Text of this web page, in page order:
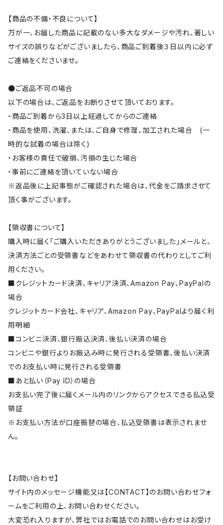
【商品の不備・不良について】
万が一、お届した商品に記載のない多大なダメージや汚れ、著しい
サイズの誤りなどがございましたら、商品ご到着後３日以内に必ず
ご連絡をくださいませ。
●ご返品不可の場合
以下の場合は、ご返品をお断りさせて頂いております。
・商品ご到着から3日以上経過してからのご連絡
・商品を使用、洗濯、または、ご自身で修理、加工された場合 (一
時的な試着の場合は除く)
・お客様の責任で破損、汚損の生じた場合
・事前にご連絡を頂いていない場合
※返品後に上記事態がご確認された場合は、代金をご請求させて
頂く事がございます。
【領収書について】
購入時に届く「ご購入いただきありがとうございました」メールと、
決済方法ごとの受領書などをあわせて領収書の代わりとしてご利
用ください。
■クレジットカード決済、キャリア決済、Amazon Pay、PayPalの
場合
クレジットカード会社、キャリア、Amazon Pay、PayPalより届く利
用明細
■コンビニ決済、銀行振込決済、後払い決済の場合
コンビニや銀行よりお振込み時に発行される受領書、後払い決済
でのお支払い時に発行される受領書
■あと払い（Pay ID）の場合
お支払い完了後に届くメール内のリンクからアクセスできる払込受
領証
※お支払い方法が口座振替の場合、払込受領書は表示されませ
ん。
【お問い合わせ】
サイト内のメッセージ機能又は【CONTACT】のお問い合わせフォ
ームをご利用の上、お問い合わせください。
大変恐れ入りますが、弊社ではお電話でのお問い合わせはお受け